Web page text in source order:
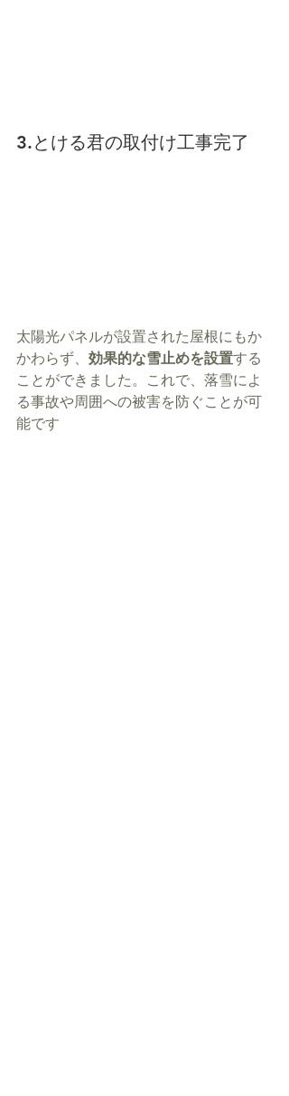
3.とける君の取付け工事完了
太陽光パネルが設置された屋根にもか
かわらず、 効果的な雪止めを設置する
ことができました。これで、落雪によ
る事故や周囲への被害を防ぐことが可
能です